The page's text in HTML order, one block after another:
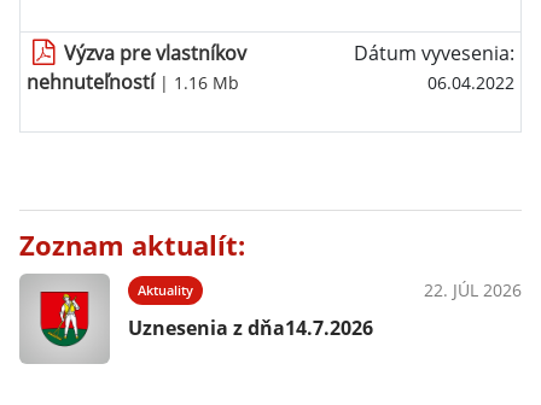
Výzva pre vlastníkov
nehnuteľností| 1.16 Mb
Dátum vyvesenia:
06.04.2022
Zoznam aktualít:
Aktuality 22. JÚL 2026
Uznesenia z dňa14.7.2026